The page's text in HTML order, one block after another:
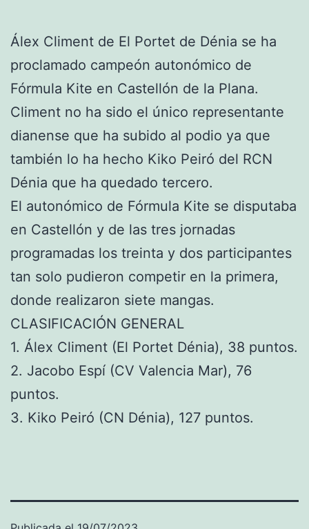
Álex Climent de El Portet de Dénia se ha
proclamado campeón autonómico de
Fórmula Kite en Castellón de la Plana.
Climent no ha sido el único representante
dianense que ha subido al podio ya que
también lo ha hecho Kiko Peiró del RCN
Dénia que ha quedado tercero.
El autonómico de Fórmula Kite se disputaba
en Castellón y de las tres jornadas
programadas los treinta y dos participantes
tan solo pudieron competir en la primera,
donde realizaron siete mangas.
CLASIFICACIÓN GENERAL
1. Álex Climent (El Portet Dénia), 38 puntos.
2. Jacobo Espí (CV Valencia Mar), 76
puntos.
3. Kiko Peiró (CN Dénia), 127 puntos.